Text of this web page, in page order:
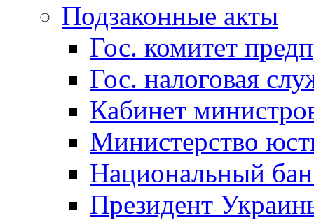
Подзаконные акты
Гос. комитет
Гос. налоговая
Кабинет
Министерство
Национальный
Президент